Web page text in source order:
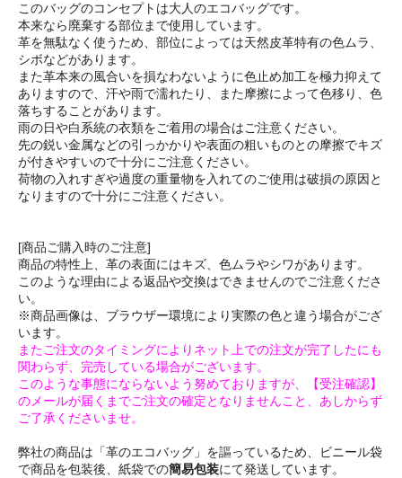
このバッグのコンセプトは大人のエコバッグです。
本来なら廃棄する部位まで使用しています。
革を無駄なく使うため、部位によっては天然皮革特有の色ムラ、
シボなどがあります。
また革本来の風合いを損なわないように色止め加工を極力抑えて
ありますので、汗や雨で濡れたり、また摩擦によって色移り、色
落ちすることがあります。
雨の日や白系統の衣類をご着用の場合はご注意ください。
先の鋭い金属などの引っかかりや表面の粗いものとの摩擦でキズ
が付きやすいので十分にご注意ください。
荷物の入れすぎや過度の重量物を入れてのご使用は破損の原因と
なりますので十分にご注意ください。
[商品ご購入時のご注意]
商品の特性上、革の表面にはキズ、色ムラやシワがあります。
このような理由による返品や交換はできませんのでご注意くださ
い。
※商品画像は、ブラウザー環境により実際の色と違う場合がござ
います。
またご注文のタイミングによりネット上での注文が完了したにも
関わらず、完売している場合がございます。
このような事態にならないよう努めておりますが、【受注確認】
のメールが届くまでご注文の確定となりませんこと、あしからず
ご了承くださいませ。
弊社の商品は「革のエコバッグ」を謳っているため、ビニール袋
で商品を包装後、紙袋での簡易包装にて発送しています。